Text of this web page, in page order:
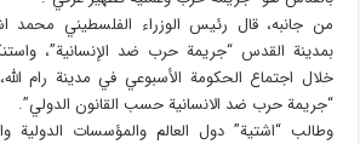
من جانبه، قال رئيس الوزراء الفلسطيني محمد
بمدينة القدس “جريمة حرب ضد الإنسانية”،
خلال اجتماع الحكومة الأسبوعي في مدينة رام
“جريمة حرب ضد الانسانية حسب القانون الدولي”.
وطالب “اشتية” دول العالم والمؤسسات الدولية